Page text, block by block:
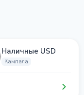
Наличные USD
Кампала